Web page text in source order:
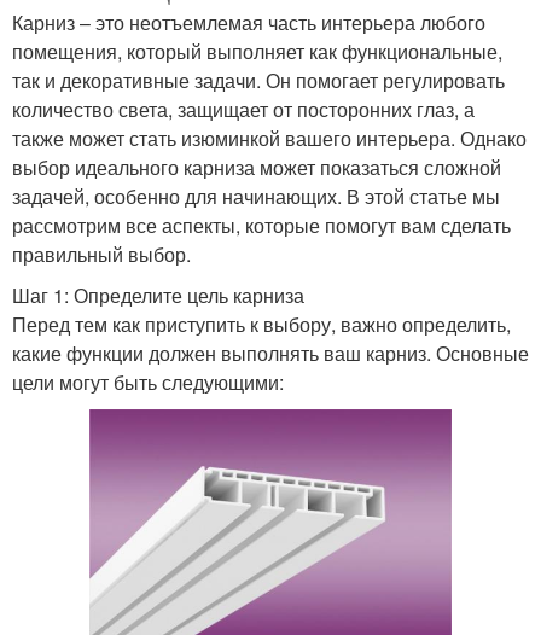
Карниз – это неотъемлемая часть интерьера любого
помещения, который выполняет как функциональные,
так и декоративные задачи. Он помогает регулировать
количество света, защищает от посторонних глаз, а
также может стать изюминкой вашего интерьера. Однако
выбор идеального карниза может показаться сложной
задачей, особенно для начинающих. В этой статье мы
рассмотрим все аспекты, которые помогут вам сделать
правильный выбор.
Шаг 1: Определите цель карниза
Перед тем как приступить к выбору, важно определить,
какие функции должен выполнять ваш карниз. Основные
цели могут быть следующими: